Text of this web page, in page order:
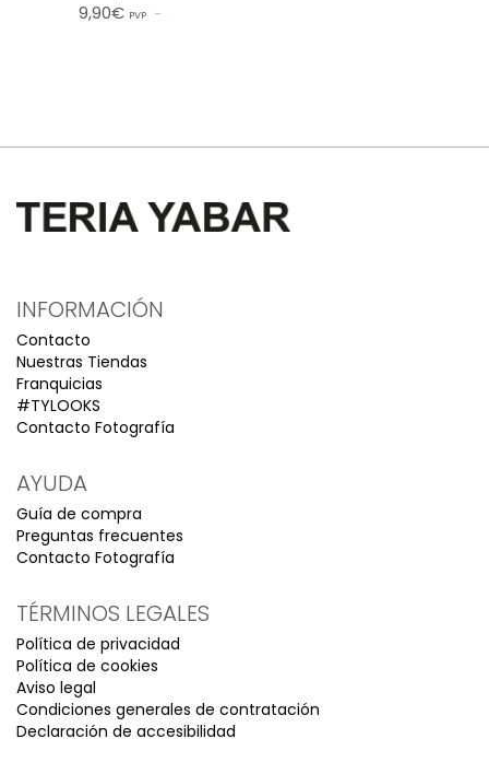
9,90€ PVP
INFORMACIÓN
Contacto
Nuestras Tiendas
Franquicias
#TYLOOKS
Contacto Fotografía
AYUDA
Guía de compra
Preguntas frecuentes
Contacto Fotografía
TÉRMINOS LEGALES
Política de privacidad
Política de cookies
Aviso legal
Condiciones generales de contratación
Declaración de accesibilidad